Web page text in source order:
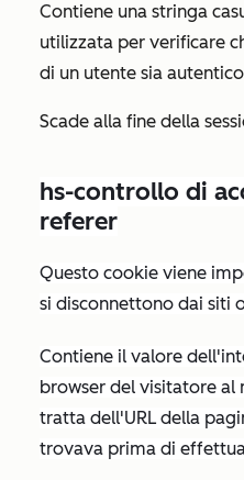
Contiene una stringa
utilizzata per verificare
di un utente sia
Scade alla fine della
hs-controllo di
referer
Questo cookie viene
si disconnettono dai siti
Contiene il valore
browser del visitatore al
tratta dell'URL della
trovava prima di